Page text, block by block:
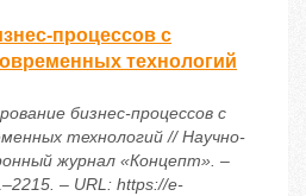
процессов с
технологий
бизнес-процессов с
технологий // Научно-
журнал «Концепт». –
– URL: https://e-